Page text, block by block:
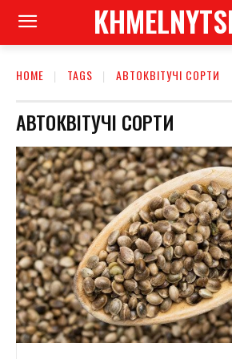
HOME TAGS АВТОКВІТУЧІ СОРТИ
АВТОКВІТУЧІ СОРТИ